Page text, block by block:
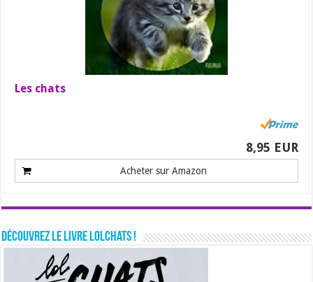
Les chats
8,95 EUR
Acheter sur Amazon
Découvrez le livre LolChats !